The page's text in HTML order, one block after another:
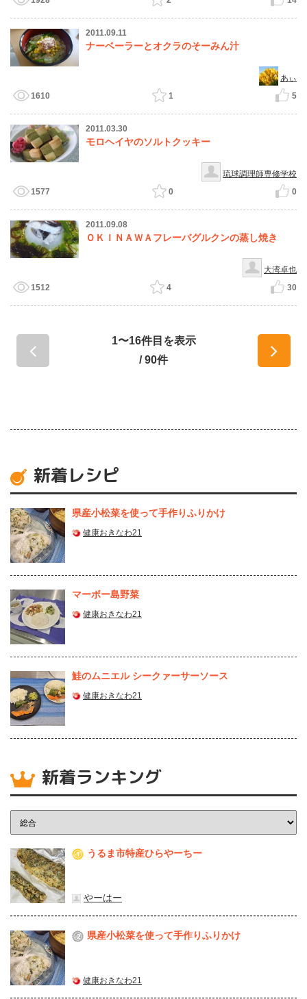
2011.09.11
ナーベーラーとオクラのそーみん汁
あぃ
1610
1 5
2011.03.30
モロヘイヤのソルトクッキー
琉球調理師専修学校
1577
0 0
2011.09.08
ＯＫＩＮＡＷＡフレーバグルクンの蒸し焼き
大湾卓也
1512
4 30
1〜16件目を表示
/ 90件
新着レシピ
県産⼩松菜を使って⼿作りふりかけ
健康おきなわ21
マーボー島野菜
健康おきなわ21
鮭のムニエル シークァーサーソース
健康おきなわ21
新着ランキング
1 うるま市特産ひらやーちー
やーはー
2 県産⼩松菜を使って⼿作りふりかけ
健康おきなわ21